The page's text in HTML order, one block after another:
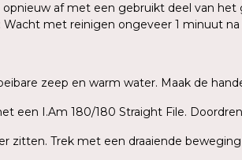
opnieuw af met een gebruikt deel van
Wacht met reinigen ongeveer 1 minuut
zeep en warm water. Maak de
een I.Am 180/180 Straight File.
zitten. Trek met een draaiende